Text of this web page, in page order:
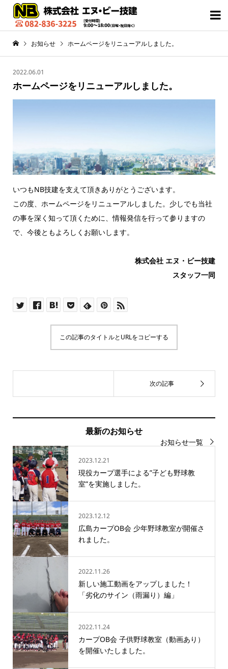

お知らせ ホームページをリニューアルしました。
2022.06.01
ホームページをリニューアルしました。
いつもNB技建を支えて頂きありがとうございます。
この度、ホームページをリニューアルしました。少しでも当社
の事を深く知って頂くために、情報発信を行って参りますの
で、今後ともよろしくお願いします。
株式会社 エヌ・ビー技建
スタッフ一同
この記事のタイトルとURLをコピーする
最新のお知らせ
お知らせ一覧
2023.12.21
現役カープ選手による”子ども野球教
室”を実施しました。
2023.12.12
広島カープOB会 少年野球教室が開催さ
れました。
2022.11.26
新しい施工動画をアップしました！
「劣化のサイン（雨漏り）編」
2022.11.24
カープOB会 子供野球教室（動画あり）
を開催いたしました。